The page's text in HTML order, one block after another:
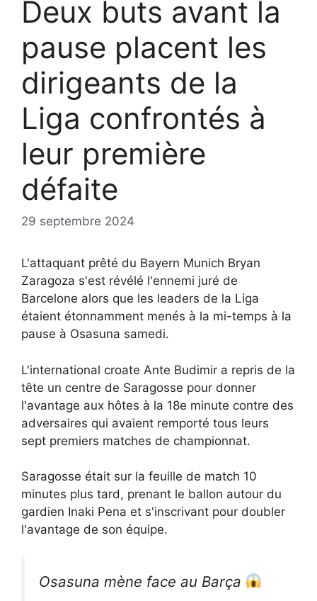
Deux buts avant la
pause placent les
dirigeants de la
Liga confrontés à
leur première
défaite
29 septembre 2024
L'attaquant prêté du Bayern Munich Bryan
Zaragoza s'est révélé l'ennemi juré de
Barcelone alors que les leaders de la Liga
étaient étonnamment menés à la mi-temps à la
pause à Osasuna samedi.
L'international croate Ante Budimir a repris de la
tête un centre de Saragosse pour donner
l'avantage aux hôtes à la 18e minute contre des
adversaires qui avaient remporté tous leurs
sept premiers matches de championnat.
Saragosse était sur la feuille de match 10
minutes plus tard, prenant le ballon autour du
gardien Inaki Pena et s'inscrivant pour doubler
l'avantage de son équipe.
Osasuna mène face au Barça